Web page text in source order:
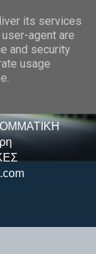
its services
agent are
and security
usage